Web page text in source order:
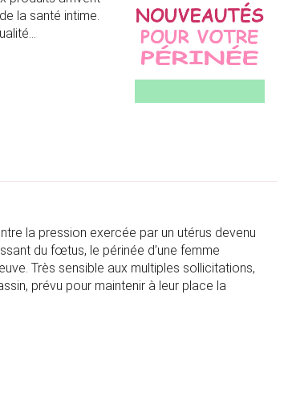
la santé intime.
la pression exercée par un utérus devenu
du fœtus, le périnée d’une femme
Très sensible aux multiples sollicitations,
prévu pour maintenir à leur place la